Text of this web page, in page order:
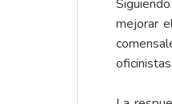
mejorar